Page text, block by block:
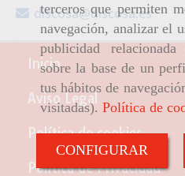
terceros que permiten
navegación, analizar el
publicidad
sobre la base de un
tus hábitos de
visitadas). Política de
CONFIGURAR
discosa
discosa.es
Inicio
Aviso Legal
Política de cookies
Política de Privacidad